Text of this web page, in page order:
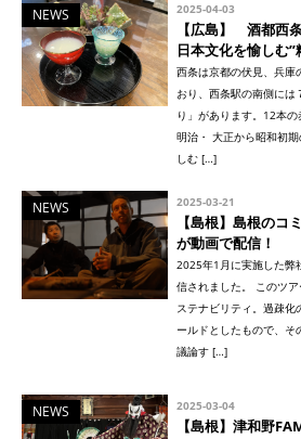
NEWS 2025-04-03
【広島】 酒都西
日本文化を愉しむ
西条は京都の伏見、兵庫
おり、西条駅の南側には
り」があります。12本の
明治・ 大正から昭和初
しむ […]
NEWS 2025-03-21
【島根】島根のコ
が動画で配信！
2025年1月に実施した弊
信されました。 このツ
ステナビリティ。過疎化
ールドとしたもので、そ
議論す […]
NEWS 2025-03-04
【島根】津和野